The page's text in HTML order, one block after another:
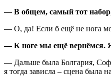
— В общем, самый тот набор,
— О, да! Если б ещё не нога
— К ноге мы ещё вернёмся.
— Дальше была Болгария,
я тогда зависла – сцена была